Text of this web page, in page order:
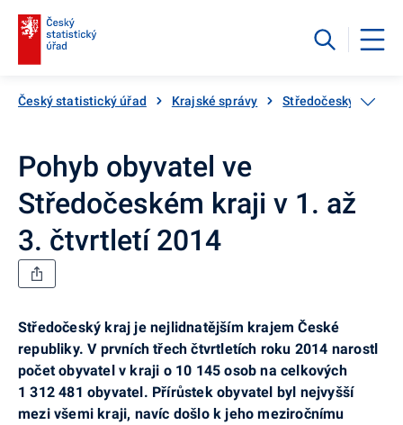
Český statistický úřad Krajské správy Středočeský kraj
Pohyb obyvatel ve
Středočeském kraji v 1. až
3. čtvrtletí 2014
Středočeský kraj je nejlidnatějším krajem České
republiky. V prvních třech čtvrtletích roku 2014 narostl
počet obyvatel v kraji o 10 145 osob na celkových
1 312 481 obyvatel. Přírůstek obyvatel byl nejvyšší
mezi všemi kraji, navíc došlo k jeho meziročnímu